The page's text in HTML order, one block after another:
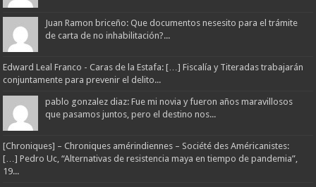
Juan Ramon briceño: Que documentos nesesito para el trámite
de carta de no inhabilitación?...
Edward Leal Franco - Caras de la Estafa: […] Fiscalía y Titeradas trabajarán
conjuntamente para prevenir el delito...
pablo gonzalez diaz: Fue mi novia y fueron años maravillosos
que pasamos juntos, pero el destino nos...
[Chroniques] – Chroniques amérindiennes – Société des Américanistes:
[…] Pedro Uc, “Alternativas de resistencia maya en tiempo de pandemia”,
19...